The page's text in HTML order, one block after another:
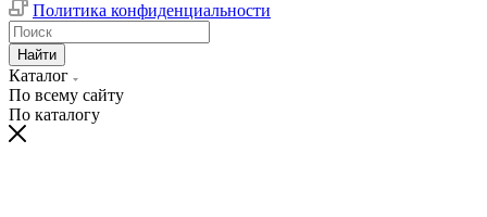
Политика конфиденциальности
Найти
Каталог
По всему сайту
По каталогу